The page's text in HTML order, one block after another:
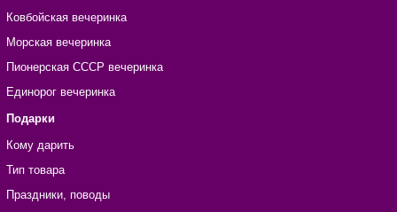
Ковбойская вечеринка
Морская вечеринка
Пионерская СССР вечеринка
Единорог вечеринка
Подарки
Кому дарить
Тип товара
Праздники, поводы